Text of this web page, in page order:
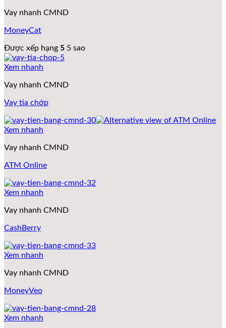
Vay nhanh CMND
MoneyCat
Được xếp hạng 5 5 sao
Xem nhanh
Vay nhanh CMND
Vay tia chớp
Xem nhanh
Vay nhanh CMND
ATM Online
Xem nhanh
Vay nhanh CMND
CashBerry
Xem nhanh
Vay nhanh CMND
MoneyVeo
Xem nhanh